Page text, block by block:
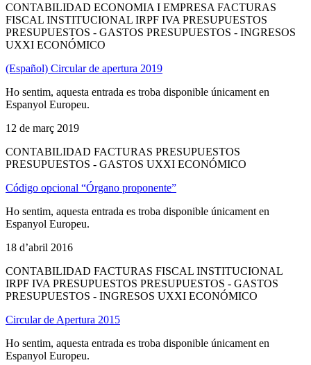
CONTABILIDAD ECONOMIA I EMPRESA FACTURAS
FISCAL INSTITUCIONAL IRPF IVA PRESUPUESTOS
PRESUPUESTOS - GASTOS PRESUPUESTOS - INGRESOS
UXXI ECONÓMICO
(Español) Circular de apertura 2019
Ho sentim, aquesta entrada es troba disponible únicament en
Espanyol Europeu.
12 de març 2019
CONTABILIDAD FACTURAS PRESUPUESTOS
PRESUPUESTOS - GASTOS UXXI ECONÓMICO
Código opcional “Órgano proponente”
Ho sentim, aquesta entrada es troba disponible únicament en
Espanyol Europeu.
18 d’abril 2016
CONTABILIDAD FACTURAS FISCAL INSTITUCIONAL
IRPF IVA PRESUPUESTOS PRESUPUESTOS - GASTOS
PRESUPUESTOS - INGRESOS UXXI ECONÓMICO
Circular de Apertura 2015
Ho sentim, aquesta entrada es troba disponible únicament en
Espanyol Europeu.